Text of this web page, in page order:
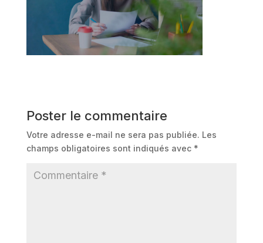
Poster le commentaire
Votre adresse e-mail ne sera pas publiée. Les
champs obligatoires sont indiqués avec *